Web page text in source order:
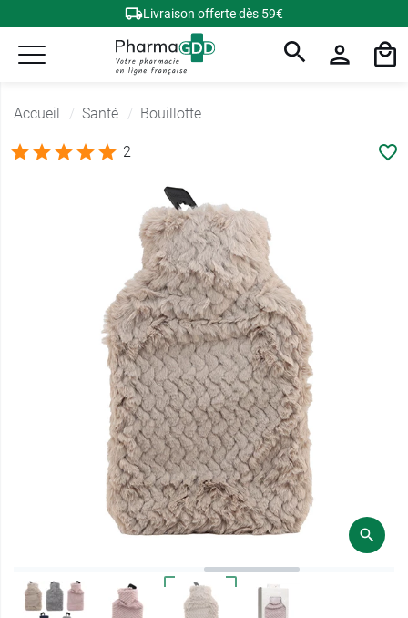
Livraison offerte dès 59€
Accueil Santé Bouillotte
2